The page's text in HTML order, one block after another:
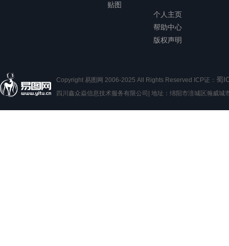
贴图
个人主页
帮助中心
版权声明
Copyright 易图网 2006-2025 All Rights Reserved ICP证： 蜀
四川鑫众焱信息技术服务有限公司| 地址：绵阳市涪城区瀚威城